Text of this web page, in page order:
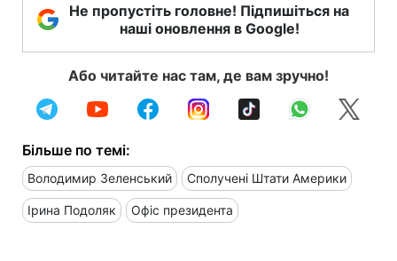
Не пропустіть головне! Підпишіться на
наші оновлення в Google!
Або читайте нас там, де вам зручно!
Більше по темі:
Володимир Зеленський Сполучені Штати Америки
Ірина Подоляк Офіс президента